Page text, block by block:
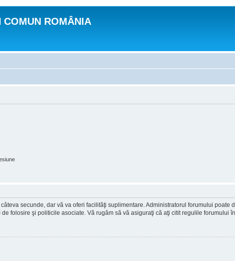
ROMÂNIA
secunde, dar vă va oferi facilităţi suplimentare. Administratorul forumului
folosire şi politicile asociate. Vă rugăm să vă asiguraţi că aţi citit regulile forumului